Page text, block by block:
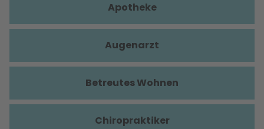
Apotheke
Augenarzt
Betreutes Wohnen
Chiropraktiker